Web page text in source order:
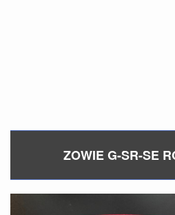
ZOWIE G-SR-SE